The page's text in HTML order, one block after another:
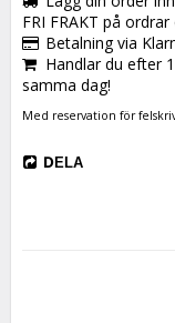
FRI FRAKT på
Betalning via
Handlar du efter
samma dag!
Med reservation för
DELA